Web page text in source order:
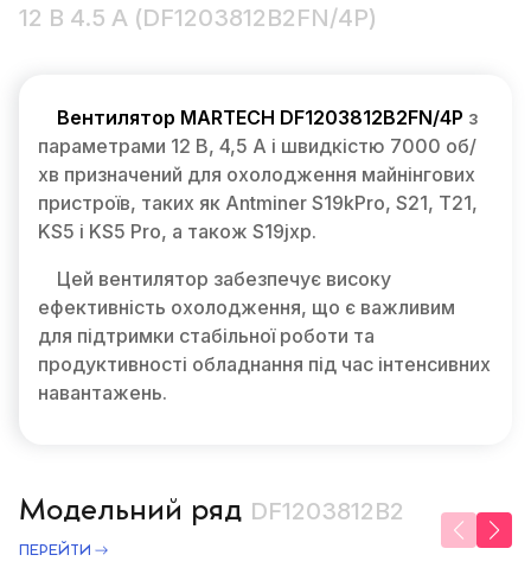
12 В 4.5 А (DF1203812B2FN/4P)
Вентилятор MARTECH DF1203812B2FN/4P з
параметрами 12 В, 4,5 А і швидкістю 7000 об/
хв призначений для охолодження майнінгових
пристроїв, таких як Antminer S19kPro, S21, T21,
KS5 і KS5 Pro, а також S19jxp.
Цей вентилятор забезпечує високу
ефективність охолодження, що є важливим
для підтримки стабільної роботи та
продуктивності обладнання під час інтенсивних
навантажень.
Модельний ряд DF1203812B2
ПЕРЕЙТИ